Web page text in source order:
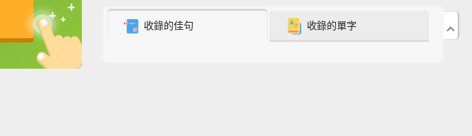
英
I know, I know! It's crazy!
收錄的佳句 收錄的單字